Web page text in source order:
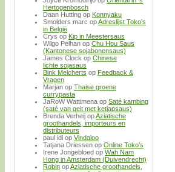
Hertogenbosch
Daan Hutting op Konnyaku
Smolders marc opAdreslijst Toko’s
in België
Crys op Kip in Meestersaus
Wilgo Pelhan op Chu Hou Saus
(Kantonese sojabonensaus)
James Clock op Chinese
lichte sojasaus
Bink Melcherts op Feedback &
Vragen
Marjan op Thaise groene
currypasta
JaRoW Wattimena op Saté kambing
(saté van geit met ketjapsaus)
Brenda Verheij opAziatische
groothandels, importeurs en
distributeurs
paul idi op Vindaloo
Tatjana Driessen op Online Toko’s
Irene Jongebloed op Wah Nam
Hong in Amsterdam (Duivendrecht)
Robin opAziatische groothandels,